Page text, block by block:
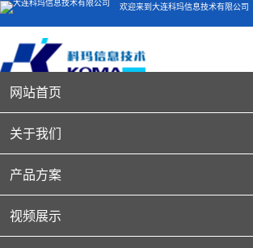
欢迎来到大连科玛信息技术有限公司
网站首页
关于我们
公司简介
产品方案
视频展示